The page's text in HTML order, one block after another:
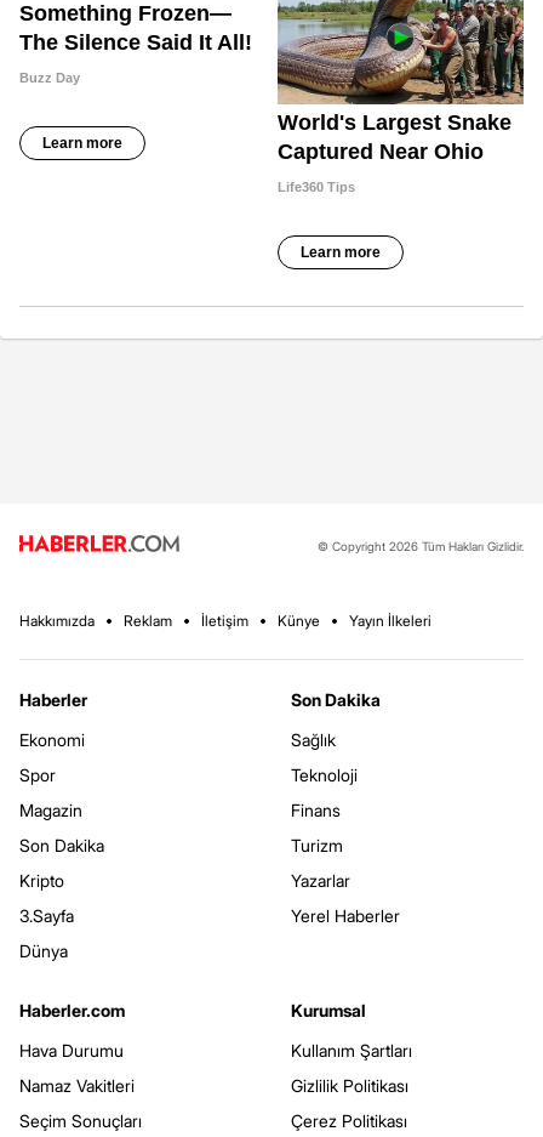
© Copyright 2026 Tüm Hakları Gizlidir.
Hakkımızda Reklam İletişim Künye Yayın İlkeleri
Haberler
Ekonomi
Spor
Magazin
Son Dakika
Kripto
3.Sayfa
Dünya
Son Dakika
Sağlık
Teknoloji
Finans
Turizm
Yazarlar
Yerel Haberler
Haberler.com
Hava Durumu
Namaz Vakitleri
Seçim Sonuçları
Kurumsal
Kullanım Şartları
Gizlilik Politikası
Çerez Politikası